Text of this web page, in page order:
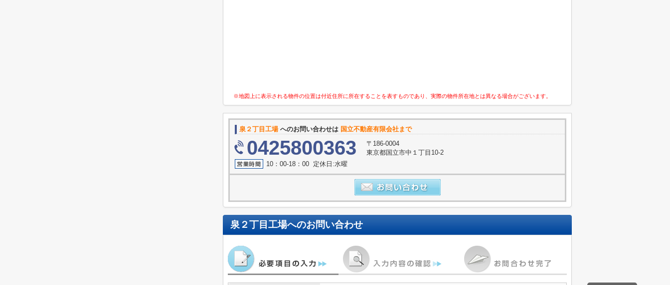
※地図上に表示される物件の位置は付近住所に所在することを表すものであり、実際の物件所在地とは異なる場合がございます。
泉２丁目工場へのお問い合わせは 国立不動産有限会社まで
0425800363
〒186-0004
東京都国立市中１丁目10-2
10：00-18：00 定休日:水曜
泉２丁目工場へのお問い合わせ